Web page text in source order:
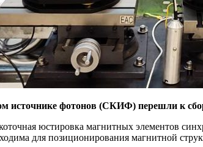
источнике фотонов (СКИФ) перешли к
юстировка магнитных элементов
для позиционирования магнитной